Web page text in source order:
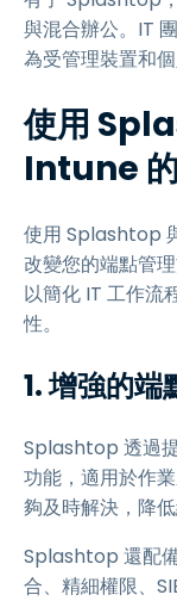
與混合辦公。IT
為受管理裝置和
使用
Intune
使用 Splashtop
改變您的端點管
以簡化 IT 工作流
性。
1. 增強的端
Splashtop 透過
功能，適用於作
夠及時解決，降
Splashtop 還配
合、精細權限、